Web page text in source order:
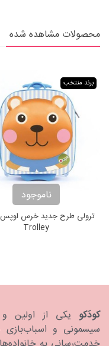
محصولات مشاهده شده
برند منتخب
ناموجود
Trolley
کودَکو یکی از اولین و